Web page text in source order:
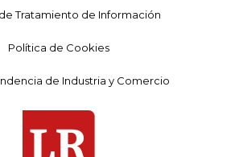
Tratamiento de Información
Política de Cookies
de Industria y Comercio